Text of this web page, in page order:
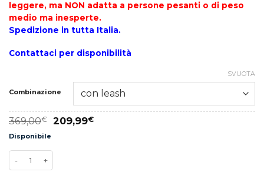
leggere, ma NON adatta a persone pesanti o di peso
medio ma inesperte.
Spedizione in tutta Italia.
Contattaci per disponibilità
Combinazione
SVUOTA
369,00€ 209,99€
Disponibile